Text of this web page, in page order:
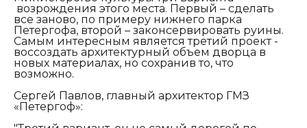
возрождения этого места. Первый – сделать
все заново, по примеру нижнего парка
Петергофа, второй – законсервировать руины.
Самым интересным является третий проект -
воссоздать архитектурный объем дворца в
новых материалах, но сохранив то, что
возможно.
Сергей Павлов, главный архитектор ГМЗ
«Петергоф»: